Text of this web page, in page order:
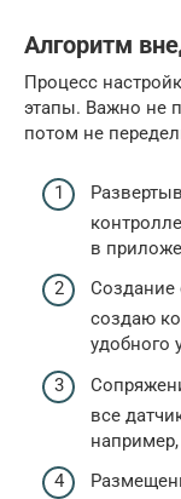
Алгоритм
Процесс
этапы. Важно не
потом не
в
Создание
создаю
удобного
все